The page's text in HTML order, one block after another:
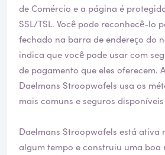
de Comércio e a página é
SSL/TSL. Você pode reconhecê-lo pelo cadeado
fechado na barra de endereço do
indica que você pode usar com
de pagamento que eles oferecem. A loja virtual de
Daelmans Stroopwafels usa os
mais comuns e seguros
Daelmans Stroopwafels está ativa
algum tempo e construiu uma boa